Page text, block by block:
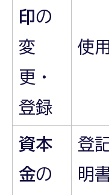
印 の
変
更・
登録
使
資本
金の
登
明